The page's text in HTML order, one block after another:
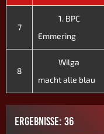
7
1. BPC
Emmering
8
Wilga
macht alle blau
ERGEBNISSE: 36